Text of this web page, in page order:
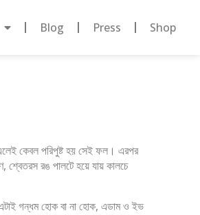
Blog Press Shop
কেবল পরিপুষ্ট হয় সেই ফল। এরপর
শ্বেতরস রঙ পালটে হয়ে যায় কালচে
এটাই গন্ধম হোক বা না হোক, এডাম ও ইভ